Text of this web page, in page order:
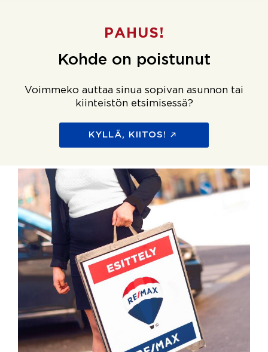
PAHUS!
Kohde on poistunut
Voimmeko auttaa sinua sopivan asunnon tai
kiinteistön etsimisessä?
KYLLÄ, KIITOS!